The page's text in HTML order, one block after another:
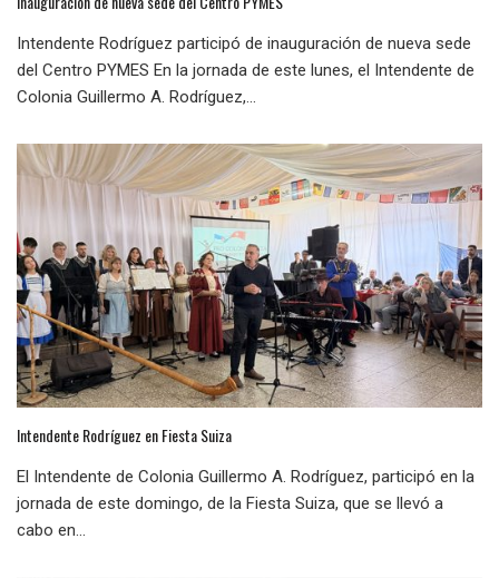
Intendente Rodríguez participó de inauguración de nueva sede
del Centro PYMES En la jornada de este lunes, el Intendente de
Colonia Guillermo A. Rodríguez,...
Intendente Rodríguez en Fiesta Suiza
El Intendente de Colonia Guillermo A. Rodríguez, participó en la
jornada de este domingo, de la Fiesta Suiza, que se llevó a
cabo en...